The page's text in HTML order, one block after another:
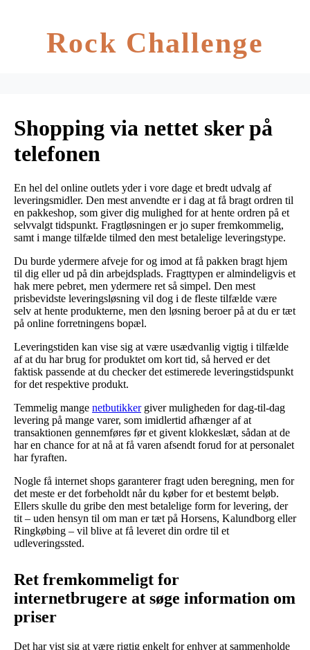
Rock Challenge
Shopping via nettet sker på
telefonen
En hel del online outlets yder i vore dage et bredt udvalg af
leveringsmidler. Den mest anvendte er i dag at få bragt ordren til
en pakkeshop, som giver dig mulighed for at hente ordren på et
selvvalgt tidspunkt. Fragtløsningen er jo super fremkommelig,
samt i mange tilfælde tilmed den mest betalelige leveringstype.
Du burde ydermere afveje for og imod at få pakken bragt hjem
til dig eller ud på din arbejdsplads. Fragttypen er almindeligvis et
hak mere pebret, men ydermere ret så simpel. Den mest
prisbevidste leveringsløsning vil dog i de fleste tilfælde være
selv at hente produkterne, men den løsning beroer på at du er tæt
på online forretningens bopæl.
Leveringstiden kan vise sig at være usædvanlig vigtig i tilfælde
af at du har brug for produktet om kort tid, så herved er det
faktisk passende at du checker det estimerede leveringstidspunkt
for det respektive produkt.
Temmelig mange netbutikkergiver muligheden for dag-til-dag
levering på mange varer, som imidlertid afhænger af at
transaktionen gennemføres før et givent klokkeslæt, sådan at de
har en chance for at nå at få varen afsendt forud for at personalet
har fyraften.
Nogle få internet shops garanterer fragt uden beregning, men for
det meste er det forbeholdt når du køber for et bestemt beløb.
Ellers skulle du gribe den mest betalelige form for levering, der
tit – uden hensyn til om man er tæt på Horsens, Kalundborg eller
Ringkøbing – vil blive at få leveret din ordre til et
udleveringssted.
Ret fremkommeligt for
internetbrugere at søge information om
priser
Det har vist sig at være rigtig enkelt for enhver at sammenholde